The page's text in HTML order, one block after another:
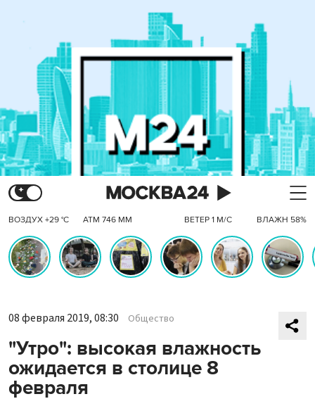
ВОЗДУХ +29 °C АТМ 746 ММ ВЕТЕР 1 М/С ВЛАЖН 58%
08 февраля 2019, 08:30 Общество
"Утро": высокая влажность
ожидается в столице 8
февраля